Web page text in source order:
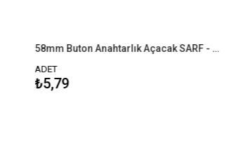
58mm Buton Anahtarlık Açacak SARF - 250 Adet
ADET
₺5,79